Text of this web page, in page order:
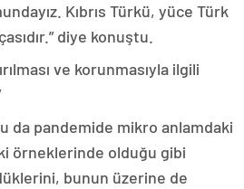
Kıbrıs Türkü, yüce Türk
diye konuştu.
ve korunmasıyla ilgili
da pandemide mikro anlamdaki
örneklerinde olduğu gibi
bunun üzerine de